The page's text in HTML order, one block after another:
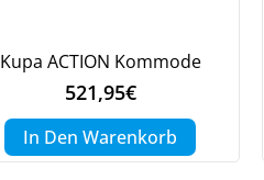
Kupa ACTION Kommode
521,95€
In Den Warenkorb
Bleiben Sie
Weitere
verarbeiten. Lesen